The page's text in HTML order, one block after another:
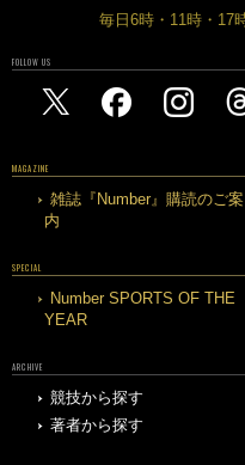
毎日6時・11時・17
FOLLOW US
MAGAZINE
雑誌『Number』購読のご案
内
SPECIAL
Number SPORTS OF THE
YEAR
ARCHIVE
競技から探す
著者から探す